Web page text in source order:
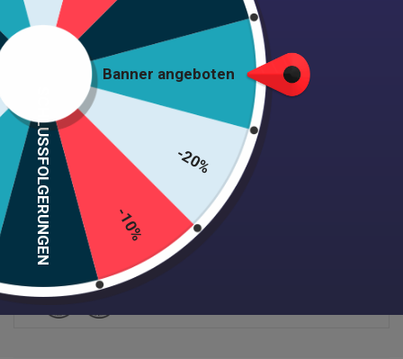
In den Warenkorb
Versand 24/48h • Zufrieden oder zurückerstattet • +1000
Kunden
Sichere Zahlung garantiert
Banner angeboten
-20%
-10%
SCHLUSSFOLGERUNGEN